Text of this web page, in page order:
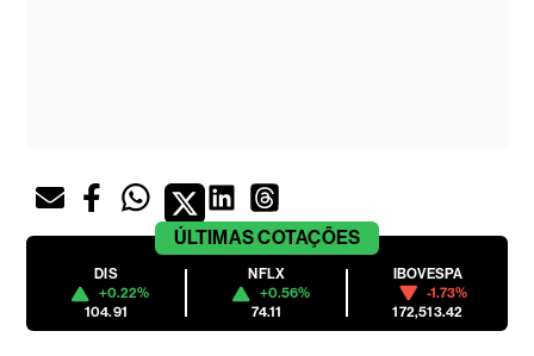
ÚLTIMASCOTAÇÕES
DIS
+0.22%
104.91
NFLX
+0.56%
74.11
IBOVESPA
-1.73%
172,513.42